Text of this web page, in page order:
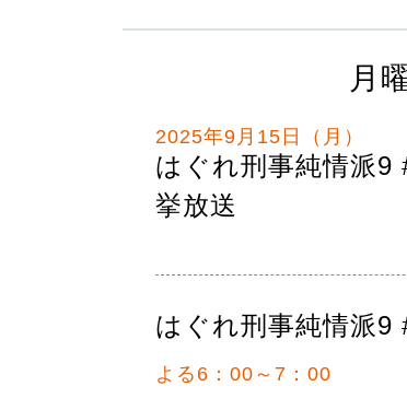
月
2025年9月15日（月）
はぐれ刑事純情派
挙放送
はぐれ刑事純情派9
よる6：00～7：00